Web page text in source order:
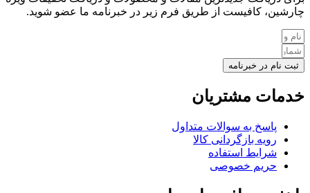
چارشین، کافیست از طریق فرم زیر در خبرنامه ما عضو شوید.
ثبت نام در خبرنامه
خدمات مشتریان
پاسخ به سوالات متداول
رویه بازگردانی کالا
شرایط استفاده
حریم خصوصی